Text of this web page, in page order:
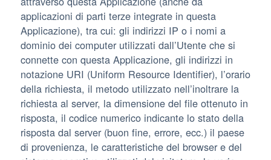
applicazioni di parti terze integrate in questa
Applicazione), tra cui: gli indirizzi IP o i nomi a
dominio dei computer utilizzati dall’Utente che si
connette con questa Applicazione, gli indirizzi in
notazione URI (Uniform Resource Identifier), l’orario
della richiesta, il metodo utilizzato nell’inoltrare la
richiesta al server, la dimensione del file ottenuto in
risposta, il codice numerico indicante lo stato della
risposta dal server (buon fine, errore, ecc.) il paese
di provenienza, le caratteristiche del browser e del